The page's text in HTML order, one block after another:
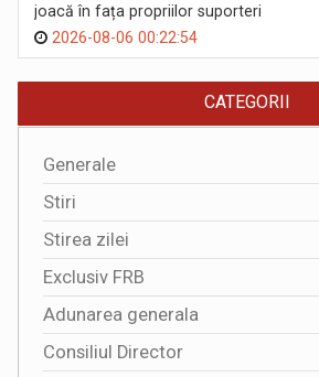
joacă în fața propriilor suporteri
2026-08-06 00:22:54
CATEGORII
Generale
Stiri
Stirea zilei
Exclusiv FRB
Adunarea generala
Consiliul Director